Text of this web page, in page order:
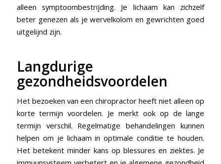
alleen symptoombestrijding. Je lichaam kan zichzelf
beter genezen als je wervelkolom en gewrichten goed
uitgelijnd zijn.
Langdurige
gezondheidsvoordelen
Het bezoeken van een chiropractor heeft niet alleen op
korte termijn voordelen. Je merkt ook op de lange
termijn verschil. Regelmatige behandelingen kunnen
helpen om je lichaam in optimale conditie te houden.
Het betekent minder kans op blessures en ziektes. Je